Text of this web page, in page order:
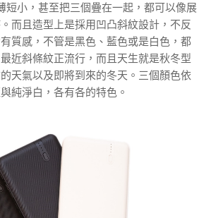
短小，甚至把三個疊在一起，都可以像展
而且造型上是採用凹凸斜紋設計，不反
質感，不管是黑色、藍色或是白色，都
近斜條紋正流行，而且天生就是秋冬型
天氣以及即將到來的冬天。三個顏色依
純淨白，各有各的特色。